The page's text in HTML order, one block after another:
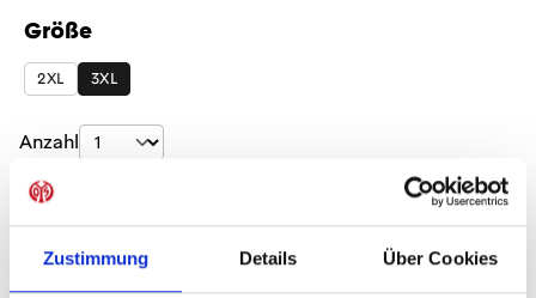
Zustimmung Details Über Cookies
Größe
auswählen
2XL 3XL
Produkt Anzahl: Gib den gewünschten
Anzahl
Sofort verfügbar, Lieferzeit: 1-3 Tage